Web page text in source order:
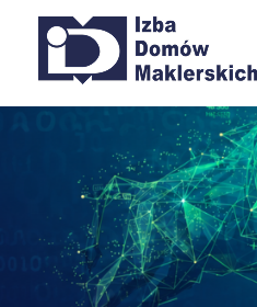
Wydarzenia
Izba
Domów
Przejdź
głównego
Przejdź
Przejdź
wyszukiwania
Przejdź